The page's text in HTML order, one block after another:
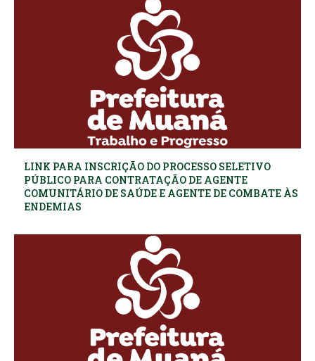
LINK PARA INSCRIÇÃO DO PROCESSO SELETIVO
PÚBLICO PARA CONTRATAÇÃO DE AGENTE
COMUNITÁRIO DE SAÚDE E AGENTE DE COMBATE ÀS
ENDEMIAS